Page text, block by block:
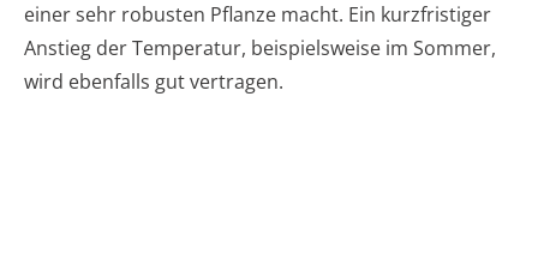
einer sehr robusten Pflanze macht. Ein kurzfristiger
Anstieg der Temperatur, beispielsweise im Sommer,
wird ebenfalls gut vertragen.